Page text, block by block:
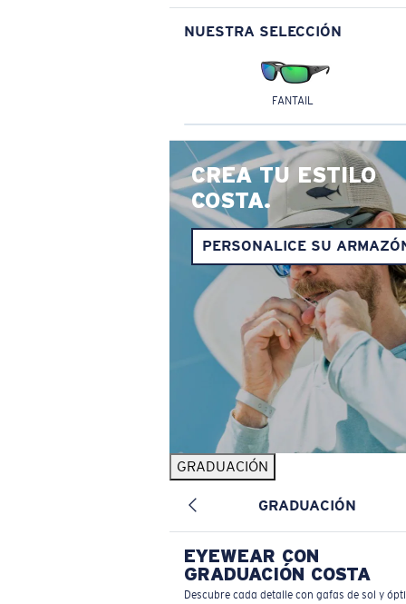
NUESTRA SELECCIÓN
FANTAIL
CREA TU ESTILO
COSTA.
PERSONALICE SU
GRADUACIÓN
GRADUACIÓN
EYEWEAR CON
GRADUACIÓN COSTA
Descubre cada detalle con gafas de sol y